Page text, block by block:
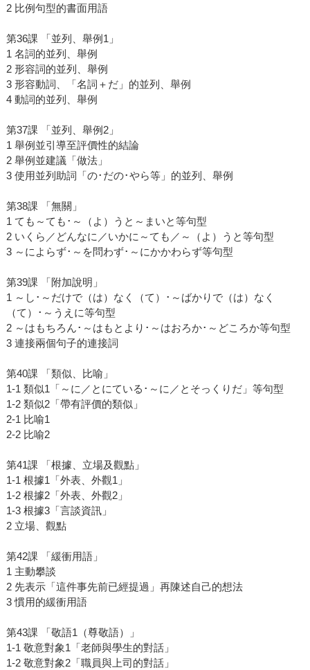
2 比例句型的書面用語
第36課 「並列、舉例1」
1 名詞的並列、舉例
2 形容詞的並列、舉例
3 形容動詞、「名詞＋だ」的並列、舉例
4 動詞的並列、舉例
第37課 「並列、舉例2」
1 舉例並引導至評價性的結論
2 舉例並建議「做法」
3 使用並列助詞「の･だの･やら等」的並列、舉例
第38課 「無關」
1 ても～ても･～（よ）うと～まいと等句型
2 いくら／どんなに／いかに～ても／～（よ）うと等句型
3 ～によらず･～を問わず･～にかかわらず等句型
第39課 「附加說明」
1 ～し･～だけで（は）なく（て）･～ばかりで（は）なく
（て）･～うえに等句型
2 ～はもちろん･～はもとより･～はおろか･～どころか等句型
3 連接兩個句子的連接詞
第40課 「類似、比喻」
1-1 類似1「～に／とにている･～に／とそっくりだ」等句型
1-2 類似2「帶有評價的類似」
2-1 比喻1
2-2 比喻2
第41課 「根據、立場及觀點」
1-1 根據1「外表、外觀1」
1-2 根據2「外表、外觀2」
1-3 根據3「言談資訊」
2 立場、觀點
第42課 「緩衝用語」
1 主動攀談
2 先表示「這件事先前已經提過」再陳述自己的想法
3 慣用的緩衝用語
第43課 「敬語1（尊敬語）」
1-1 敬意對象1「老師與學生的對話」
1-2 敬意對象2「職員與上司的對話」